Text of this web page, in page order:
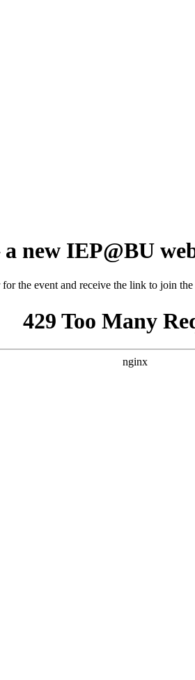
new IEP@BU
the event and receive the link to join the